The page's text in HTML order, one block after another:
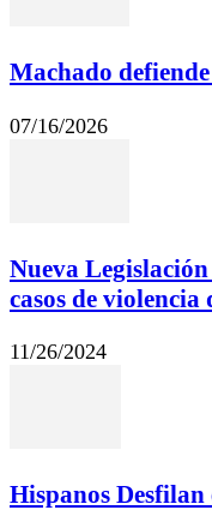
Machado
07/16/2026
Nueva
casos de violencia
11/26/2024
Hispanos Desfilan